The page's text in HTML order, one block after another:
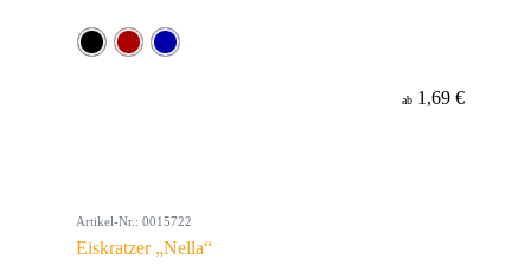
ab 1,69 €
Artikel-Nr.: 0015722
Eiskratzer „Nella“